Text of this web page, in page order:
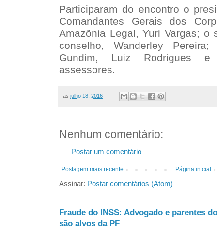
Participaram do encontro o
Comandantes Gerais dos
Amazônia Legal, Yuri Vargas; o
conselho, Wanderley
Gundim, Luiz Rodrigues
assessores.
às julho 18, 2016
Nenhum comentário:
Postar um comentário
Postagem mais recente Página inicial
Assinar: Postar comentários (Atom)
Fraude do INSS: Advogado e parentes
são alvos da PF